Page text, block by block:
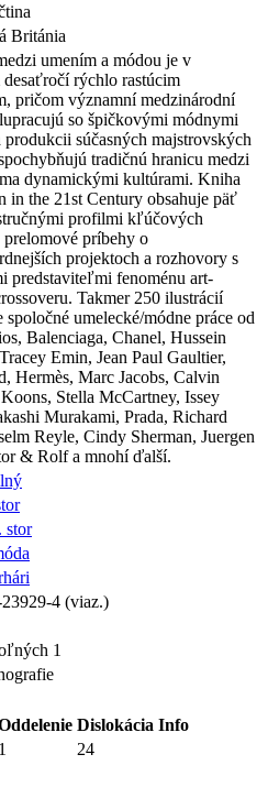
Británia
umením a módou je v
desaťročí rýchlo rastúcim
pričom významní medzinárodní
so špičkovými módnymi
produkcii súčasných majstrovských
tradičnú hranicu medzi
dynamickými kultúrami. Kniha
in the 21st Century obsahuje päť
profilmi kľúčových
prelomové príbehy o
projektoch a rozhovory s
predstaviteľmi fenoménu art-
Takmer 250 ilustrácií
spoločné umelecké/módne práce od
Balenciaga, Chanel, Hussein
Emin, Jean Paul Gaultier,
Hermès, Marc Jacobs, Calvin
Stella McCartney, Issey
Murakami, Prada, Richard
Reyle, Cindy Sherman, Juergen
& Rolf a mnohí ďalší.
stor
4 (viaz.)
1
Dislokácia Info
1 24